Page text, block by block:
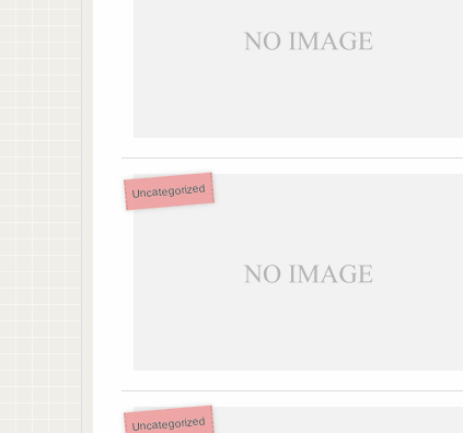
Uncategorized
Uncategorized